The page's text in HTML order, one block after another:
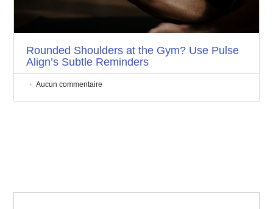
Rounded Shoulders at the Gym? Use Pulse
Align’s Subtle Reminders
Aucun commentaire